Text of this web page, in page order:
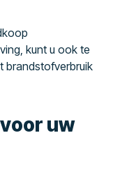
kunt u ook te
brandstofverbruik
uw